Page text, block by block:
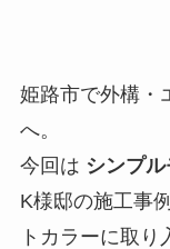
姫路市で外構・
へ。
今回は シンプ
K様邸の施工事
トカラーに取